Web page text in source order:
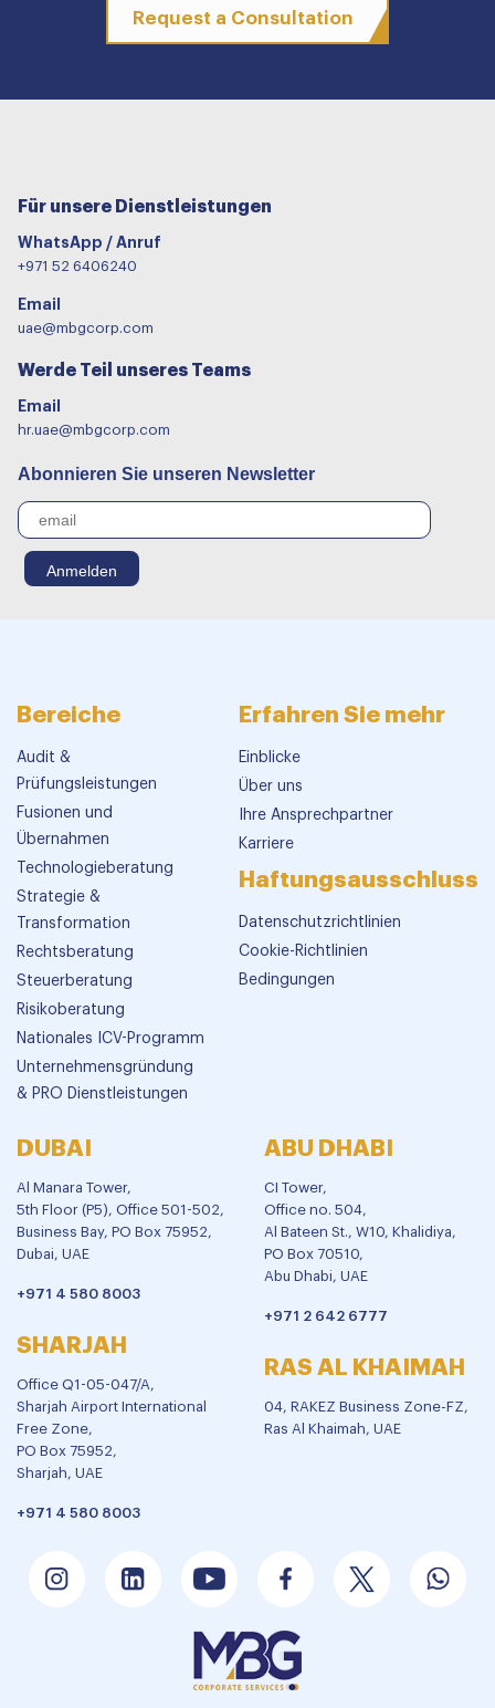
Request a Consultation
Für unsere Dienstleistungen
WhatsApp / Anruf
+971 52 6406240
Email
uae@mbgcorp.com
Werde Teil unseres Teams
Email
hr.uae@mbgcorp.com
Abonnieren Sie unseren Newsletter
Bereiche
Audit &
Prüfungsleistungen
Fusionen und
Übernahmen
Technologieberatung
Strategie &
Transformation
Rechtsberatung
Steuerberatung
Risikoberatung
Nationales ICV-Programm
Unternehmensgründung
& PRO Dienstleistungen
Erfahren Sie mehr
Einblicke
Über uns
Ihre Ansprechpartner
Karriere
Haftungsausschluss
Datenschutzrichtlinien
Cookie-Richtlinien
Bedingungen
DUBAI
Al Manara Tower,
5th Floor (P5), Office 501-502,
Business Bay, PO Box 75952,
Dubai, UAE
+971 4 580 8003
SHARJAH
Office Q1-05-047/A,
Sharjah Airport International
Free Zone,
PO Box 75952,
Sharjah, UAE
+971 4 580 8003
ABU DHABI
CI Tower,
Office no. 504,
Al Bateen St., W10, Khalidiya,
PO Box 70510,
Abu Dhabi, UAE
+971 2 642 6777
RAS AL KHAIMAH
04, RAKEZ Business Zone-FZ,
Ras Al Khaimah, UAE